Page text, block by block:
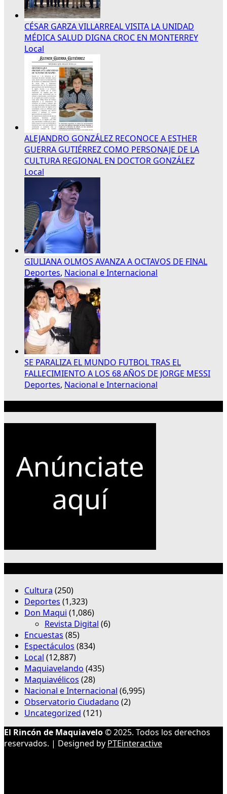
CÉSAR GARZA VILLARREAL VISITA LA UNIDAD
MÉDICA SALUD DIGNA CROC EN MONTERREY
Local
ALEJANDRO GONZÁLEZ RECONOCE A ESTHER
GUERRA GUTIÉRREZ COMO PERSONAJE DE LA
CULTURA REGIONAL EN DOCTOR GONZÁLEZ
Local
GIULIANA OLMOS AVANZA A OCTAVOS DE FINAL
Deportes, Nacional e Internacional
SE PARALIZA EL MUNDO FUTBOL TRAS EL
FALLECIMIENTO A LOS 68 AÑOS DE JORGE MESSI
Deportes, Nacional e Internacional
Cultura (250)
Deportes (1,323)
Don Maqui (1,086)
Revista Digital (6)
Encuestas (85)
Espectáculos (834)
Local (12,887)
Maquiavelando (435)
Maquiavélicos (28)
Nacional e Internacional (6,995)
Observatorio Ciudadano (2)
Uncategorized (121)
El Rincón de Maquiavelo© 2025. Todos los derechos
reservados. | Designed by PTEinteractive